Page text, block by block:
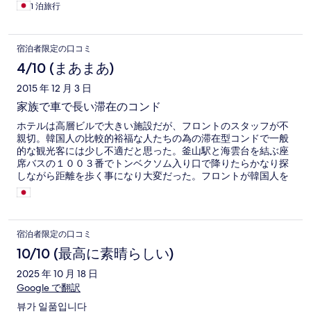
1 泊旅行
宿泊者限定の口コミ
4/10 (まあまあ)
2015 年 12 月 3 日
家族で車で長い滞在のコンド
ホテルは高層ビルで大きい施設だが、フロントのスタッフが不
親切。韓国人の比較的裕福な人たちの為の滞在型コンドで一般
的な観光客には少し不適だと思った。釜山駅と海雲台を結ぶ座
席バスの１００３番でトンベクソム入り口で降りたらかなり探
しながら距離を歩く事になり大変だった。フロントが韓国人を
優先し一般観光客を後回しにして気分が悪かった。エレベータ
ーが１５階を境に、高層と低層にわかれており表示がわかりに
ローブ、バスタオル、シャンプーソープ以外のものは歯ブラシ
を含め置いていない。韓国ではこのコンドタイプのホテルが最
近やたら増えてきたので目的に合わせて利用する必要があると
思われる。ただカンアンリ方面の海の景色が素晴らしく、特に
大橋の夜景が見る価値はあった。ホテルの周囲はカフェ街で雰
囲気の良いシーサイドエリア。
宿泊者限定の口コミ
10/10 (最高に素晴らしい)
2025 年 10 月 18 日
Google で翻訳
뷰가 일품입니다